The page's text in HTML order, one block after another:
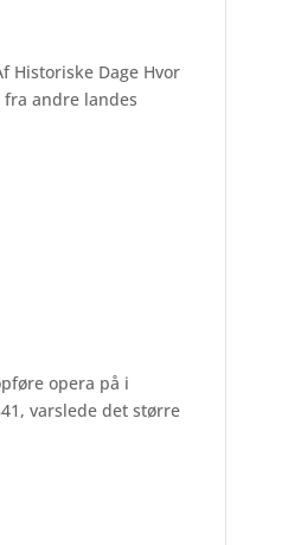
Historiske Dage Hvor
andre landes
opera på i
varslede det større